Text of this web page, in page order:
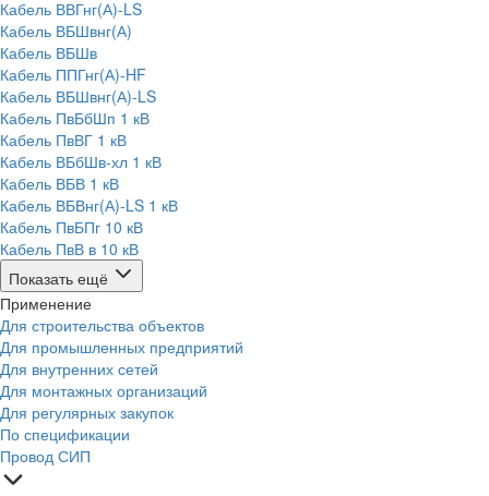
Кабель ВВГнг(А)-LS
Кабель ВБШвнг(А)
Кабель ВБШв
Кабель ППГнг(А)-HF
Кабель ВБШвнг(А)-LS
Кабель ПвБбШп 1 кВ
Кабель ПвВГ 1 кВ
Кабель ВБбШв-хл 1 кВ
Кабель ВБВ 1 кВ
Кабель ВБВнг(А)-LS 1 кВ
Кабель ПвБПг 10 кВ
Кабель ПвВ в 10 кВ
Показать ещё
Применение
Для строительства объектов
Для промышленных предприятий
Для внутренних сетей
Для монтажных организаций
Для регулярных закупок
По спецификации
Провод СИП